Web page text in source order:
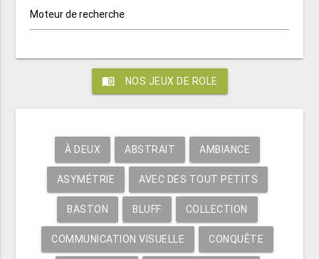
Moteur de recherche
menu_book NOS JEUX DE ROLE
À DEUX ABSTRAIT AMBIANCE
ASYMÉTRIE AVEC DES TOUT PETITS
BASTON BLUFF COLLECTION
COMMUNICATION VISUELLE CONQUÊTE